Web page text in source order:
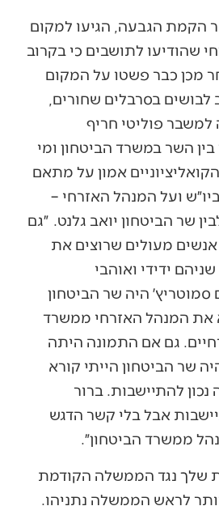
הקמת הגבעה, הגיעו למקום
שהודיעו לתושבים כי בקרוב
מכן כבר פשטו על המקום
בסרבלים שחורים,
פוליטי חריף
השר במשרד הביטחון ומי
אמון על מתאם
ועל המנהל האזרחי –
שר הביטחון יואב גלנט. ״גם
אנשים מעולים שרוצים את
ידידי ואוהבי
היה שר הביטחון
את המנהל האזרחי ממשרד
גם אם התמונה היתה
שר הביטחון הייתי קורא
להתיישבות. ברור
אבל בלי קשר הדגש
ממשרד הביטחון״.
שלך נגד הממשלה הקודמת
לראש הממשלה נתניהו.